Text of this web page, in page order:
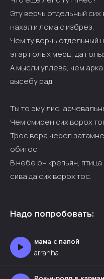
Эту верчь отдельный
нахал и лома с избрез.
Чем ту верчь отдельный
эгар голых мерц, да
А мысли уплева, чем арка
высебу рад.
Ты то эму лис,
Чем смирен сих ворох
Трос вера череп
обитос.
В небе он крепьян,
сива да сих ворох тос.
Надо попробовать:
мама с папой
arranha